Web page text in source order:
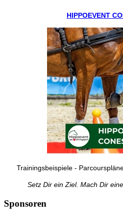
HIPPOEVENT
Trainingsbeispiele -
Setz Dir ein Ziel. Mach Dir
Sponsoren